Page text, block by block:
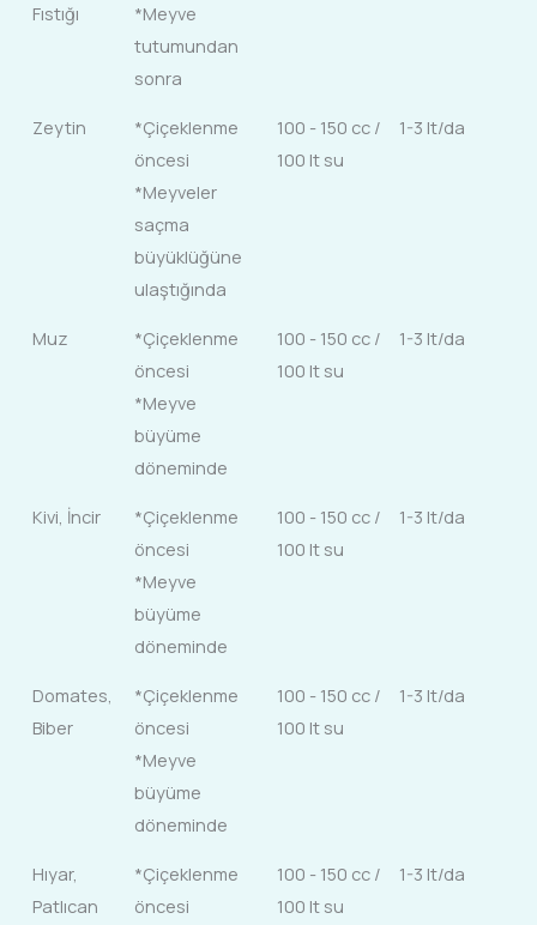
Fıstığı
*Meyve
tutumundan
sonra
Zeytin
*Çiçeklenme
öncesi
*Meyveler
saçma
büyüklüğüne
ulaştığında
100 - 150 cc /
100 lt su
1-3 lt/da
Muz
*Çiçeklenme
öncesi
*Meyve
büyüme
döneminde
100 - 150 cc /
100 lt su
1-3 lt/da
Kivi, İncir
*Çiçeklenme
öncesi
*Meyve
büyüme
döneminde
100 - 150 cc /
100 lt su
1-3 lt/da
Domates,
Biber
*Çiçeklenme
öncesi
*Meyve
büyüme
döneminde
100 - 150 cc /
100 lt su
1-3 lt/da
Hıyar,
Patlıcan
*Çiçeklenme
öncesi
100 - 150 cc /
100 lt su
1-3 lt/da